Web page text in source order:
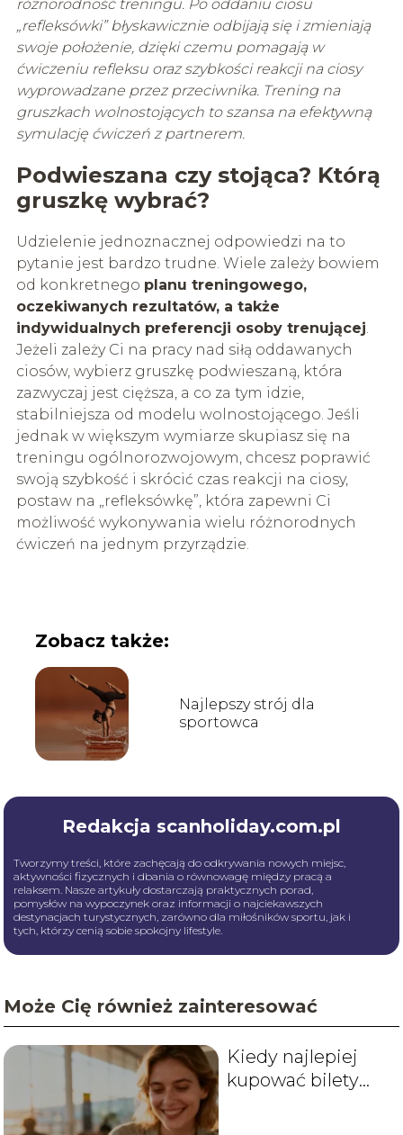
różnorodność treningu. Po oddaniu ciosu
„refleksówki” błyskawicznie odbijają się i zmieniają
swoje położenie, dzięki czemu pomagają w
ćwiczeniu refleksu oraz szybkości reakcji na ciosy
wyprowadzane przez przeciwnika. Trening na
gruszkach wolnostojących to szansa na efektywną
symulację ćwiczeń z partnerem.
Podwieszana czy stojąca? Którą
gruszkę wybrać?
Udzielenie jednoznacznej odpowiedzi na to
pytanie jest bardzo trudne. Wiele zależy bowiem
od konkretnego planu treningowego,
oczekiwanych rezultatów, a także
indywidualnych preferencji osoby trenującej
Jeżeli zależy Ci na pracy nad siłą oddawanych
ciosów, wybierz gruszkę podwieszaną, która
zazwyczaj jest cięższa, a co za tym idzie,
stabilniejsza od modelu wolnostojącego. Jeśli
jednak w większym wymiarze skupiasz się na
treningu ogólnorozwojowym, chcesz poprawić
swoją szybkość i skrócić czas reakcji na ciosy,
postaw na „refleksówkę”, która zapewni Ci
możliwość wykonywania wielu różnorodnych
ćwiczeń na jednym przyrządzie.
Zobacz także:
Najlepszy strój dla
sportowca
Redakcja scanholiday.com.pl
Tworzymy treści, które zachęcają do odkrywania nowych miejsc,
aktywności fizycznych i dbania o równowagę między pracą a
relaksem. Nasze artykuły dostarczają praktycznych porad,
pomysłów na wypoczynek oraz informacji o najciekawszych
destynacjach turystycznych, zarówno dla miłośników sportu, jak i
tych, którzy cenią sobie spokojny lifestyle.
Może Cię również zainteresować
Kiedy najlepiej
kupować bilety